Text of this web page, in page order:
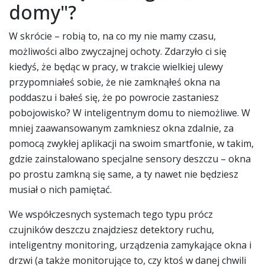
domy"?
W skrócie – robią to, na co my nie mamy czasu,
możliwości albo zwyczajnej ochoty. Zdarzyło ci się
kiedyś, że będąc w pracy, w trakcie wielkiej ulewy
przypomniałeś sobie, że nie zamknąłeś okna na
poddaszu i bałeś się, że po powrocie zastaniesz
pobojowisko? W inteligentnym domu to niemożliwe. W
mniej zaawansowanym zamkniesz okna zdalnie, za
pomocą zwykłej aplikacji na swoim smartfonie, w takim,
gdzie zainstalowano specjalne sensory deszczu – okna
po prostu zamkną się same, a ty nawet nie będziesz
musiał o nich pamiętać.
We współczesnych systemach tego typu prócz
czujników deszczu znajdziesz detektory ruchu,
inteligentny monitoring, urządzenia zamykające okna i
drzwi (a także monitorujące to, czy ktoś w danej chwili